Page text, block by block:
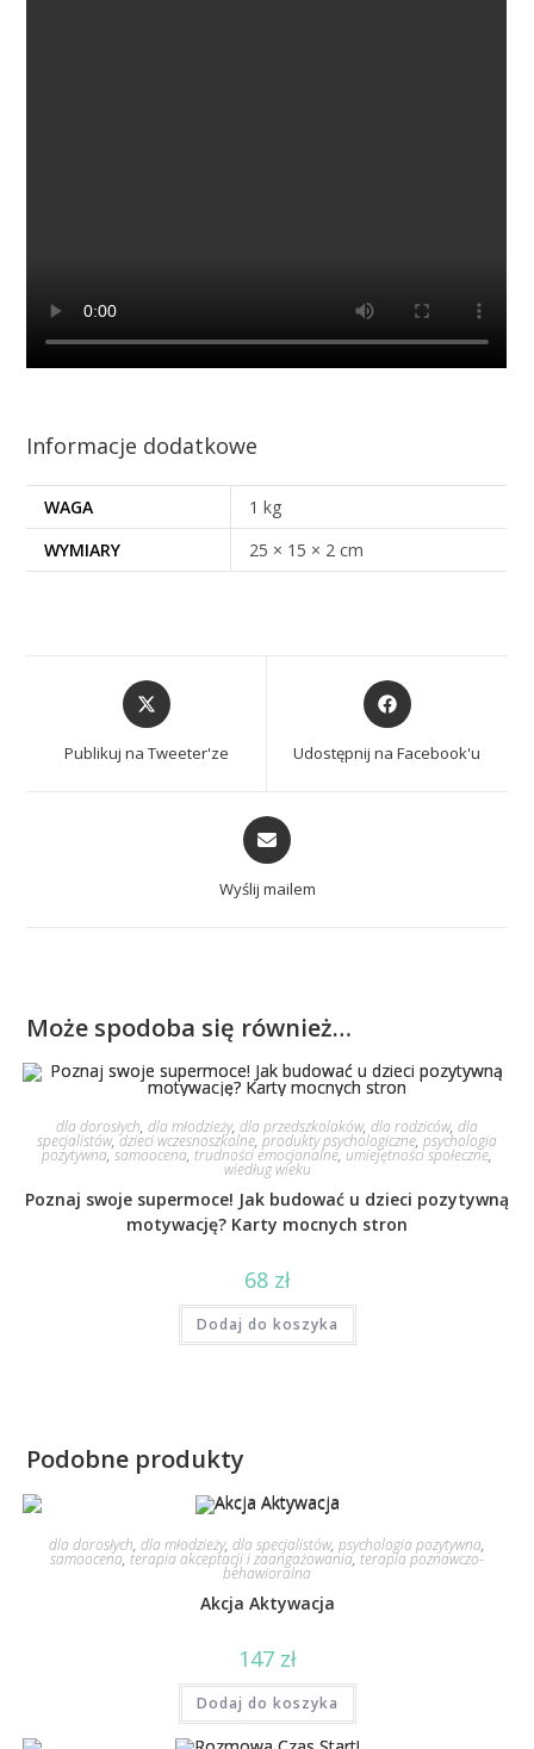
Informacje dodatkowe
WAGA
1 kg
WYMIARY
25 × 15 × 2 cm
Publikuj na Tweeter'ze Udostępnij na Facebook'u
Wyślij mailem
Może spodoba się również…
dla dorosłych, dla młodzieży, dla przedszkolaków, dla rodziców, dla
specjalistów, dzieci wczesnoszkolne, produkty psychologiczne, psychologia
pozytywna,samoocena, trudności emocjonalne, umiejętności społeczne,
wiedług wieku
Poznaj swoje supermoce! Jak budować u dzieci pozytywną
motywację? Karty mocnych stron
68 zł
Dodaj do koszyka
Podobne produkty
dla dorosłych, dla młodzieży, dla specjalistów, psychologia pozytywna,
samoocena, terapia akceptacji i zaangażowania, terapia poznawczo-
behawioralna
Akcja Aktywacja
147 zł
Dodaj do koszyka